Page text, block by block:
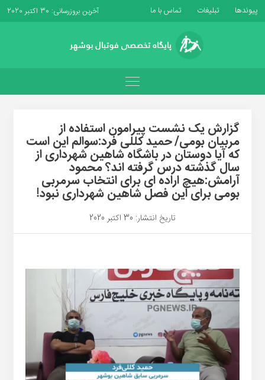
پیوندها تبلیغات تماس با ما آخرین بروزرسانی: 30 اکتبر 2020
گزارش یک نشست پیرامون استفاده از
مربیان بومی/ حمید کللی فرد:سوالم این است
که آیا دوستان در باشگاه شاهین شهرداری از
سال گذشته درس گرفته اند؟ محمود
آرامش:هیچ اراده ای برای انتخاب سرمربی
بومی برای این فصل شاهین شهرداری نبود!
تاریخ انتشار: 30 اکتبر 2020